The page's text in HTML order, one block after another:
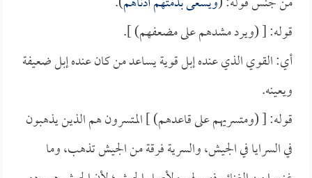
قوله: [ (ويرد مشدهم على مضعفهم) ].
أي: القوي الذي عنده إبل قوية يساعد من كان عنده إبل ضعيفة
ويعينه.
قوله: [ (ومتسريهم على قاعدهم) ] المتسرون هم الذين يذهبون
في السرايا في الجيش، والسرية فرقة من الجيش تذهب، وما